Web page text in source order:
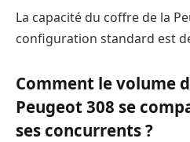
La capacité du coffre de la
configuration standard est
Comment le volume
Peugeot 308 se
ses concurrents ?